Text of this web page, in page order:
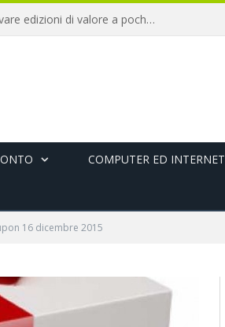
Libri antichi e collezionismo: come scovare edizioni di valore a pochi euro
COMPUTER ED INTERNET
16 dicembre 2015